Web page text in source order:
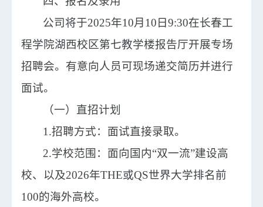
公司将于2025年10月 10 日9:30在长春工
程学院湖西校区第七教学楼报告厅开展专场
招聘会。有意向人员可现场递交简历并进行
面试。
（一）直招计划
1.招聘方式：面试直接录取。
2.学校范围：面向国内“双一流”建设高
校、以及2026年THE或QS世界大学排名前
100的海外高校。